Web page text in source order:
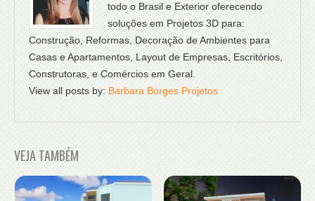
todo o Brasil e Exterior oferecendo
soluções em Projetos 3D para:
Construção, Reformas, Decoração de Ambientes para
Casas e Apartamentos, Layout de Empresas, Escritórios,
Construtoras, e Comércios em Geral.
View all posts by: Barbara Borges Projetos
VEJA TAMBÉM